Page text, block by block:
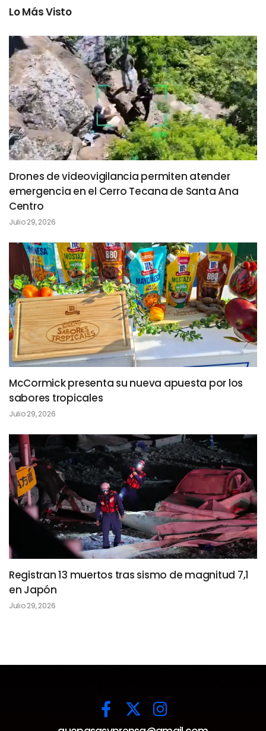
Lo Más Visto
Drones de videovigilancia permiten atender
emergencia en el Cerro Tecana de Santa Ana
Centro
Julio 29, 2026
McCormick presenta su nueva apuesta por los
sabores tropicales
Julio 29, 2026
Registran 13 muertos tras sismo de magnitud 7,1
en Japón
Julio 29, 2026